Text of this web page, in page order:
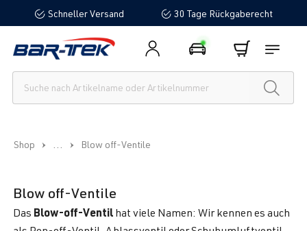
springenSchneller Versand 30 Tage Rückgaberecht
Shop ... Blow off-Ventile
Blow off-Ventile
Das Blow-off-Ventil hat viele Namen: Wir kennen es auch